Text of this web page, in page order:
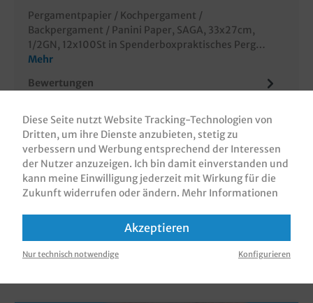
Pergamentpapier / Kochpergament /
Backpergament / Panini Paper, SAGA, 33x27cm,
1/2GN, 12x100St in Spenderboxpraktisches Perg…
Mehr
Bewertungen
KUNDEN, DIE DIESES PRODUKT GEKAUFT
HABEN, HABEN AUCH DIESE PRODUKTE
Diese Seite nutzt Website Tracking-Technologien von
Dritten, um ihre Dienste anzubieten, stetig zu
verbessern und Werbung entsprechend der Interessen
der Nutzer anzuzeigen. Ich bin damit einverstanden und
kann meine Einwilligung jederzeit mit Wirkung für die
Zukunft widerrufen oder ändern. Mehr Informationen
Akzeptieren
Nur technisch notwendige Konfigurieren